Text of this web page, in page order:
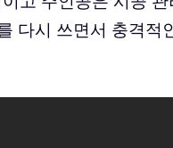
다시 쓰면서 충격적